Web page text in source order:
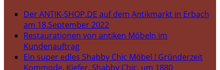
Der ANTIK-SHOP.DE auf dem Antikmarkt in Erbach
am 18.September 2022
Restaurationen von antiken Möbeln im
Kundenauftrag
Ein super edles Shabby Chic Möbel ! Gründerzeit
Kommode, Kiefer, Shabby Chic, um 1880